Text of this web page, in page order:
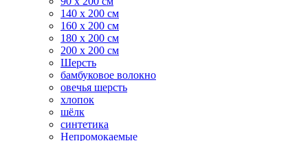
140 x 200 см
160 x 200 см
180 x 200 см
200 x 200 см
Шерсть
бамбуковое волокно
овечья шерсть
хлопок
шёлк
синтетика
Непромокаемые